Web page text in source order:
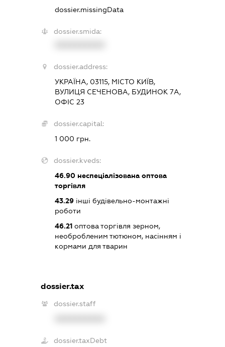
dossier.missingData
dossier.smida:
dossier.address:
УКРАЇНА, 03115, МІСТО КИЇВ,
ВУЛИЦЯ СЕЧЕНОВА, БУДИНОК 7А,
ОФІС 23
dossier.capital:
1 000 грн.
dossier.kveds:
46.90 неспеціалізована оптова
торгівля
43.29 інші будівельно-монтажні
роботи
46.21 оптова торгівля зерном,
необробленим тютюном, насінням і
кормами для тварин
dossier.tax
dossier.staff
dossier.taxDebt